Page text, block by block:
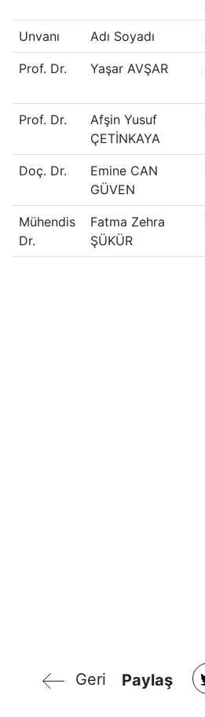
Unvanı Adı Soyadı
Prof. Dr. Yaşar AVŞAR
Prof. Dr.
Afşin Yusuf
ÇETİNKAYA
Doç. Dr.
Emine CAN
GÜVEN
Mühendis
Dr.
Fatma Zehra
ŞÜKÜR
Geri Paylaş